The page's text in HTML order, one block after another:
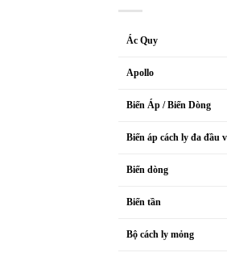
Ác Quy
Apollo
Biến Áp / Biến Dòng
Biến áp cách ly đa đầu
Biến dòng
Biến tần
Bộ cách ly mỏng